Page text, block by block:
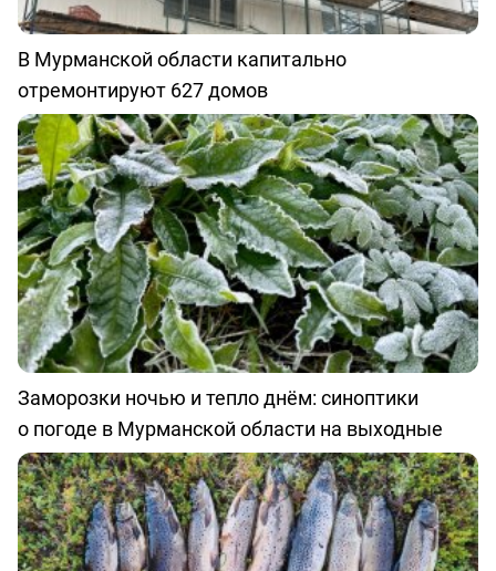
В Мурманской области капитально
отремонтируют 627 домов
Заморозки ночью и тепло днём: синоптики
о погоде в Мурманской области на выходные